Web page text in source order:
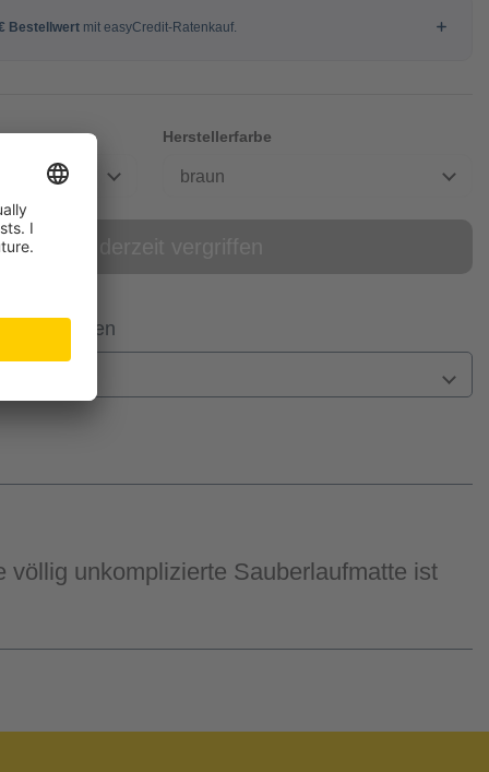
Herstellerfarbe
braun
Filiale prüfen
unkomplizierte Sauberlaufmatte ist